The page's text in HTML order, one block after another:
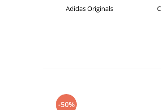
Adidas Originals
-50%